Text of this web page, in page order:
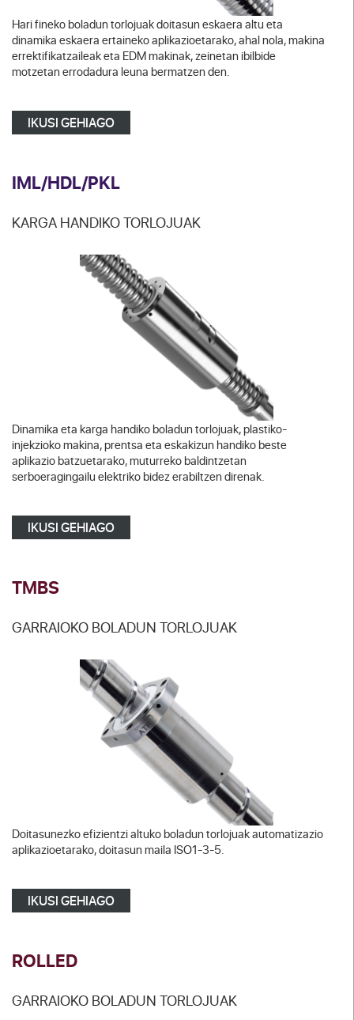
Hari fineko boladun torlojuak doitasun eskaera altu eta
dinamika eskaera ertaineko aplikazioetarako, ahal nola, makina
errektifikatzaileak eta EDM makinak, zeinetan ibilbide
motzetan errodadura leuna bermatzen den.
IKUSI GEHIAGO
IML/HDL/PKL
KARGA HANDIKO TORLOJUAK
Dinamika eta karga handiko boladun torlojuak, plastiko-
injekzioko makina, prentsa eta eskakizun handiko beste
aplikazio batzuetarako, muturreko baldintzetan
serboeragingailu elektriko bidez erabiltzen direnak.
IKUSI GEHIAGO
TMBS
GARRAIOKO BOLADUN TORLOJUAK
Doitasunezko efizientzi altuko boladun torlojuak automatizazio
aplikazioetarako, doitasun maila ISO1-3-5.
IKUSI GEHIAGO
ROLLED
GARRAIOKO BOLADUN TORLOJUAK